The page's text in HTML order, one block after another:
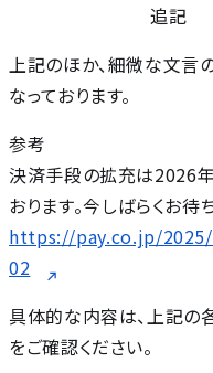
追記
上記のほか、細微な文言
なっております。
参考
決済手段の拡充は2026
おります。今しばらくお待
https://pay.co.jp/
02
具体的な内容は、上記の
をご確認ください。